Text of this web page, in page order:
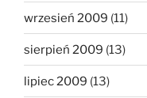
wrzesień 2009 (11)
sierpień 2009 (13)
lipiec 2009 (13)